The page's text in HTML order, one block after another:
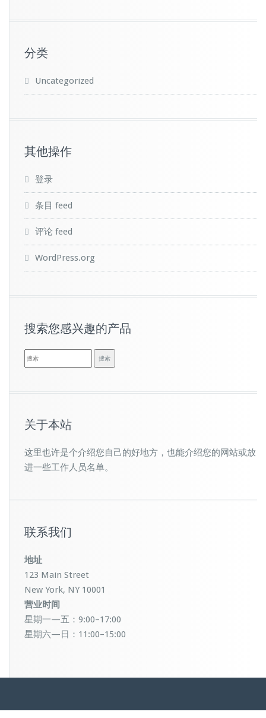
分类
Uncategorized
其他操作
登录
条目 feed
评论 feed
WordPress.org
搜索您感兴趣的产品
关于本站
这里也许是个介绍您自己的好地方，也能介绍您的网站或放
进一些工作人员名单。
联系我们
地址
123 Main Street
New York, NY 10001
营业时间
星期一—五：9:00–17:00
星期六—日：11:00–15:00